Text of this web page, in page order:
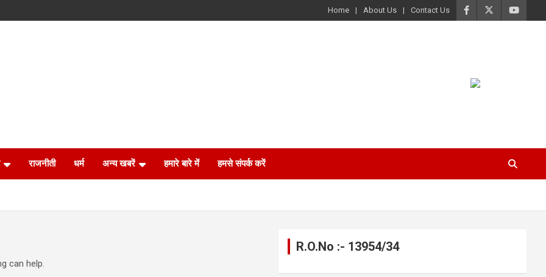
Home About Us Contact Us
राजनीती धर्म अन्य खबरें हमारे बारे में हमसे संपर्क करें
can help.
R.O.No :- 13954/34